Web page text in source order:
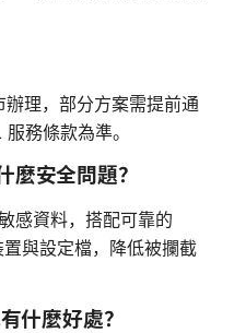
理，部分方案需提前通
務條款為準。
麼安全問題？
感資料，搭配可靠的
與設定檔，降低被攔截
什麼好處？